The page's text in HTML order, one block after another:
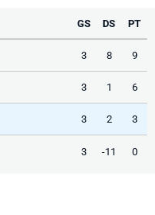
GS DS PT
3 8 9
3 1 6
3 2 3
3 -11 0